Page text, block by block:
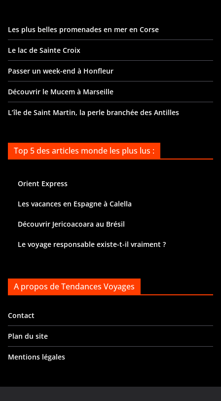
Les plus belles promenades en mer en Corse
Le lac de Sainte Croix
Passer un week-end à Honfleur
Découvrir le Mucem à Marseille
L’île de Saint Martin, la perle branchée des Antilles
Top 5 des articles monde les plus lus :
Orient Express
Les vacances en Espagne à Calella
Découvrir Jericoacoara au Brésil
Le voyage responsable existe-t-il vraiment ?
A propos de Tendances Voyages
Contact
Plan du site
Mentions légales